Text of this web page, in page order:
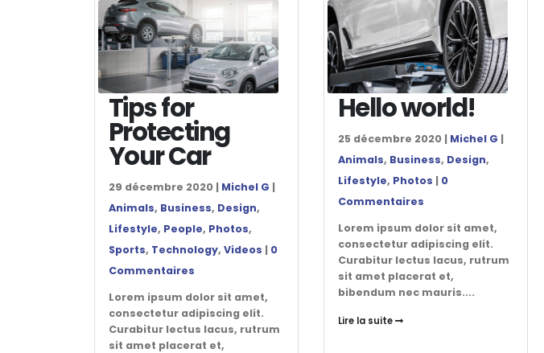
Tips for
Protecting
Your Car
29 décembre 2020 | Michel G |
Animals, Business, Design,
Lifestyle, People, Photos,
Sports, Technology, Videos | 0
Commentaires
Lorem ipsum dolor sit amet,
consectetur adipiscing elit.
Curabitur lectus lacus, rutrum
sit amet placerat et,
Hello world!
25 décembre 2020 | Michel G |
Animals, Business, Design,
Lifestyle, Photos | 0
Commentaires
Lorem ipsum dolor sit amet,
consectetur adipiscing elit.
Curabitur lectus lacus, rutrum
sit amet placerat et,
bibendum nec mauris....
Lire la suite